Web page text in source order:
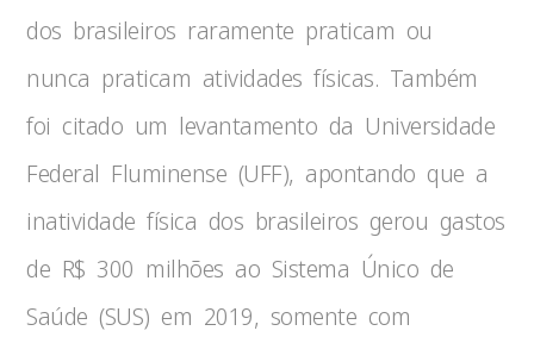
dos brasileiros raramente praticam ou
nunca praticam atividades físicas. Também
foi citado um levantamento da Universidade
Federal Fluminense (UFF), apontando que a
inatividade física dos brasileiros gerou gastos
de R$ 300 milhões ao Sistema Único de
Saúde (SUS) em 2019, somente com